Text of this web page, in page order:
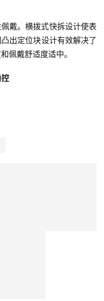
戴。横拨式快拆设计使表
出定位块设计有效解决了
佩戴舒适度适中。